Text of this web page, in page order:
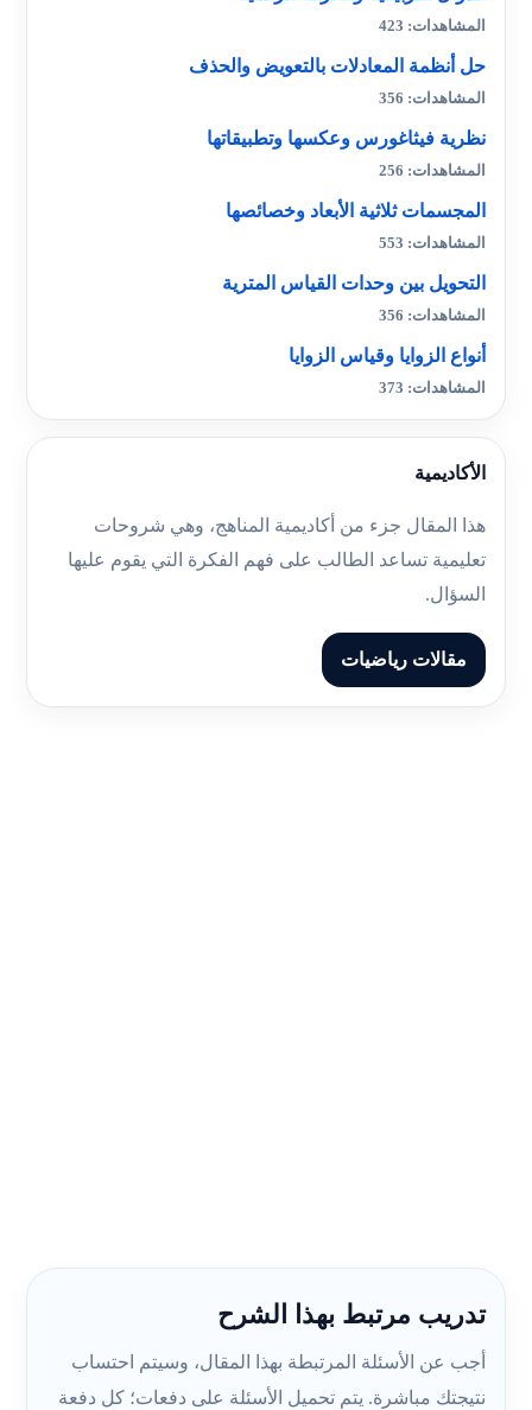
المشاهدات: 423
حل أنظمة المعادلات بالتعويض والحذف
المشاهدات: 356
نظرية فيثاغورس وعكسها وتطبيقاتها
المشاهدات: 256
المجسمات ثلاثية الأبعاد وخصائصها
المشاهدات: 553
التحويل بين وحدات القياس المترية
المشاهدات: 356
أنواع الزوايا وقياس الزوايا
المشاهدات: 373
الأكاديمية
هذا المقال جزء من أكاديمية المناهج، وهي شروحات
تعليمية تساعد الطالب على فهم الفكرة التي يقوم عليها
السؤال.
مقالات رياضيات
تدريب مرتبط بهذا الشرح
أجب عن الأسئلة المرتبطة بهذا المقال، وسيتم احتساب
نتيجتك مباشرة. يتم تحميل الأسئلة على دفعات؛ كل دفعة